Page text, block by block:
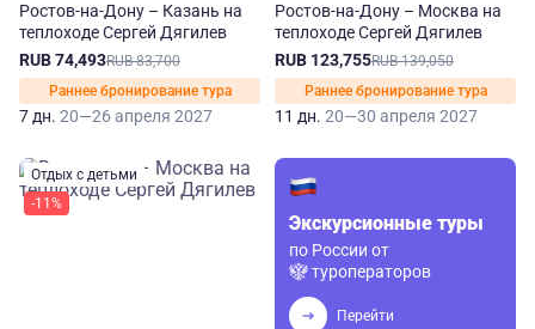
Ростов-на-Дону – Казань на
теплоходе Сергей Дягилев
RUB 74,493RUB 83,700
Раннее бронирование тура
7 дн. 20—26 апреля 2027
Ростов-на-Дону – Москва на
теплоходе Сергей Дягилев
RUB 123,755RUB 139,050
Раннее бронирование тура
11 дн. 20—30 апреля 2027
Отдых с детьми
-11%
Экскурсионные туры
по России от
туроператоров
Перейти